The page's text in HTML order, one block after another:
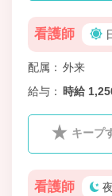
看護師
配属
外来
給与
時給
キープ
看護師